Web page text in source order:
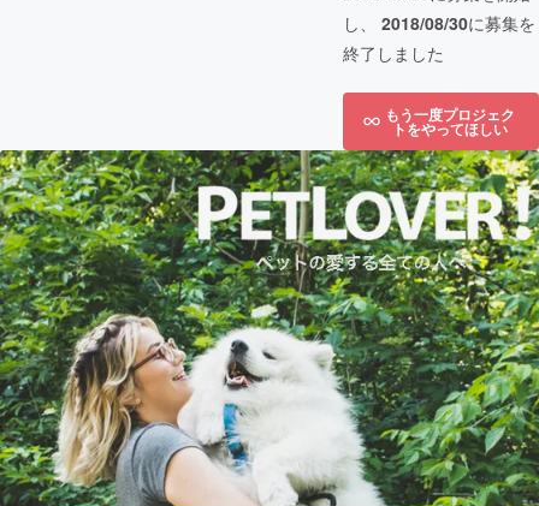
し、 2018/08/30に募集を
終了しました
もう一度プロジェク
トをやってほしい